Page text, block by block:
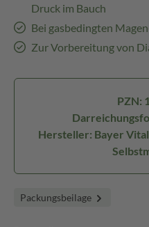
Druck im Bauch
Bei gasbedingten
Zur Vorbereitung von
PZN:
Hersteller: Bayer
Packungsbeilage